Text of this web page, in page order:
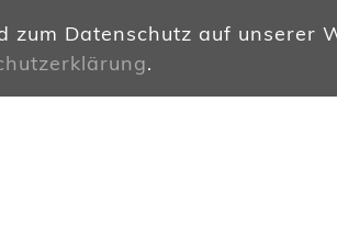
zum Datenschutz auf unserer
.